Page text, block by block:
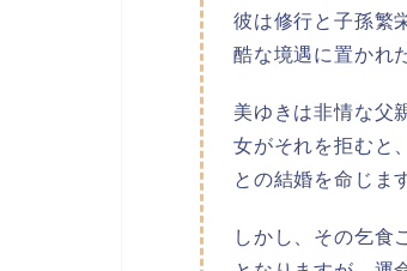
彼は修行と子孫繁
酷な境遇に置かれ
美ゆきは非情な父
女がそれを拒むと
との結婚を命じま
しかし、その乞食